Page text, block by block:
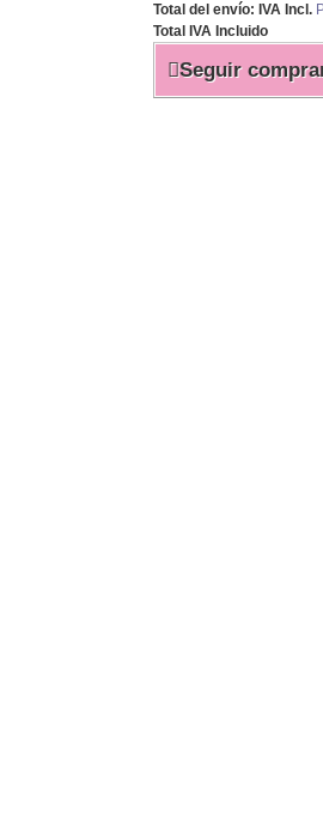
Total del envío: IVA Incl.
Total IVA Incluido
Seguir